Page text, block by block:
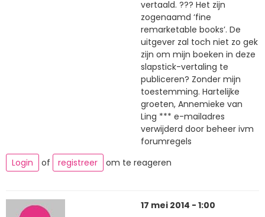
vertaald. ??? Het zijn
zogenaamd ‘fine
remarketable books’. De
uitgever zal toch niet zo gek
zijn om mijn boeken in deze
slapstick-vertaling te
publiceren? Zonder mijn
toestemming. Hartelijke
groeten, Annemieke van
Ling *** e-mailadres
verwijderd door beheer ivm
forumregels
Login
of registreer om te reageren
17 mei 2014 - 1:00